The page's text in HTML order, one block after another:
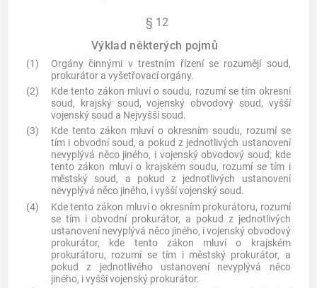
§ 12
Výklad některých pojmů
(1)
Orgány činnými v trestním řízení se rozumějí soud,
prokurátor a vyšetřovací orgány.
(2)
Kde tento zákon mluví o soudu, rozumí se tím okresní
soud, krajský soud, vojenský obvodový soud, vyšší
vojenský soud a Nejvyšší soud.
(3)
Kde tento zákon mluví o okresním soudu, rozumí se
tím i obvodní soud, a pokud z jednotlivých ustanovení
nevyplývá něco jiného, i vojenský obvodový soud; kde
tento zákon mluví o krajském soudu, rozumí se tím i
městský soud, a pokud z jednotlivých ustanovení
nevyplývá něco jiného, i vyšší vojenský soud.
(4)
Kde tento zákon mluví o okresním prokurátoru, rozumí
se tím i obvodní prokurátor, a pokud z jednotlivých
ustanovení nevyplývá něco jiného, i vojenský obvodový
prokurátor, kde tento zákon mluví o krajském
prokurátoru, rozumí se tím i městský prokurátor, a
pokud z jednotlivého ustanovení nevyplývá něco
jiného, i vyšší vojenský prokurátor.